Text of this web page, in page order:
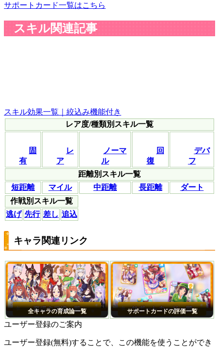
サポートカード一覧はこちら
スキル関連記事
スキル効果一覧｜絞込み機能付き
レア度/種類別スキル一覧
固
有
レ
ア
ノーマ
ル
回
復
デバ
フ
距離別スキル一覧
短距離
マイル 中距離 長距離
ダート
作戦別スキル一覧
逃げ 先行 差し 追込
キャラ関連リンク
全キャラの育成論一覧 サポートカードの評価一覧
ユーザー登録のご案内
ユーザー登録(無料)することで、この機能を使うことができ